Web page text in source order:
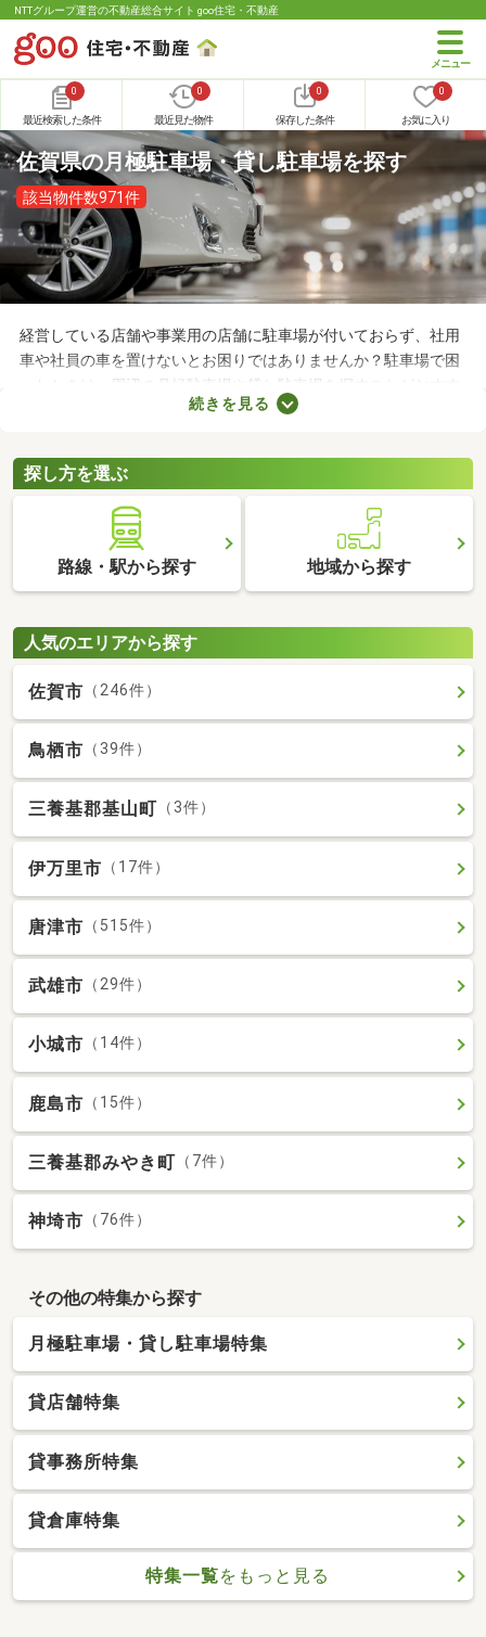
NTTグループ運営の不動産総合サイト goo住宅・不動産
0
最近検索した条件
0
最近見た物件
0
保存した条件
0
お気に入り
佐賀県の月極駐車場・貸し駐車場を探す
該当物件数971件
経営している店舗や事業用の店舗に駐車場が付いておらず、社用
車や社員の車を置けないとお困りではありませんか？駐車場で困
ったときは、周辺の月極駐車場や貸し駐車場を探すことがおすす
め。店舗や事務所から近い場所に駐車スペースを確保できれば、
介するので、立地をチェックしてみましょう。
続きを見る
探し方を選ぶ
路線・駅から探す 地域から探す
人気のエリアから探す
佐賀市 （246件）
鳥栖市 （39件）
三養基郡基山町 （3件）
伊万里市 （17件）
唐津市 （515件）
武雄市 （29件）
小城市 （14件）
鹿島市 （15件）
三養基郡みやき町 （7件）
神埼市 （76件）
その他の特集から探す
月極駐車場・貸し駐車場特集
貸店舗特集
貸事務所特集
貸倉庫特集
特集一覧をもっと見る